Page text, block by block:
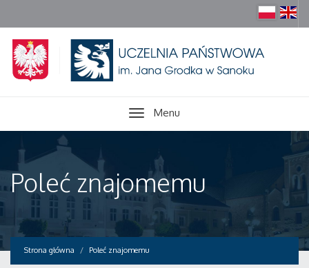
Menu
Poleć znajomemu
Strona główna Poleć znajomemu